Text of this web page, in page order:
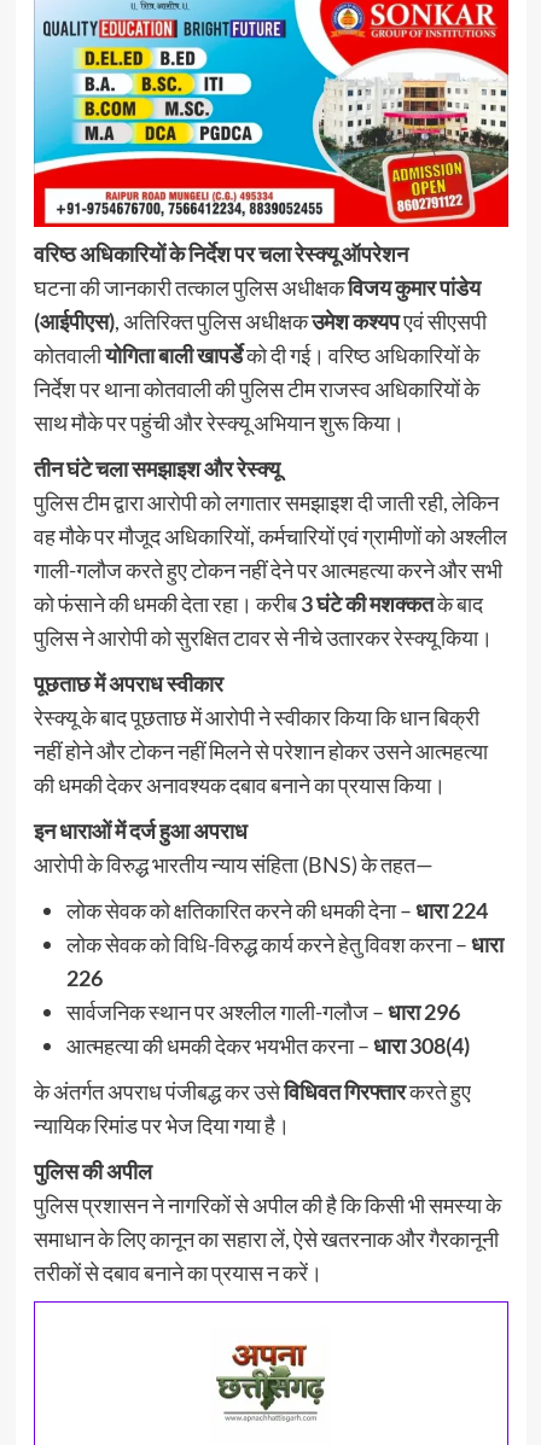
वरिष्ठ अधिकारियों के निर्देश पर चला रेस्क्यू ऑपरेशन
घटना की जानकारी तत्काल पुलिस अधीक्षकविजय कुमार पांडेय
(आईपीएस), अतिरिक्त पुलिस अधीक्षकउमेश कश्यपएवं सीएसपी
कोतवालीयोगिता बाली खापर्डेको दी गई। वरिष्ठ अधिकारियों के
निर्देश पर थाना कोतवाली की पुलिस टीम राजस्व अधिकारियों के
साथ मौके पर पहुंची और रेस्क्यू अभियान शुरू किया।
तीन घंटे चला समझाइश और रेस्क्यू
पुलिस टीम द्वारा आरोपी को लगातार समझाइश दी जाती रही, लेकिन
वह मौके पर मौजूद अधिकारियों, कर्मचारियों एवं ग्रामीणों को अश्लील
गाली-गलौज करते हुए टोकन नहीं देने पर आत्महत्या करने और सभी
को फंसाने की धमकी देता रहा। करीब3 घंटे की मशक्कतके बाद
पुलिस ने आरोपी को सुरक्षित टावर से नीचे उतारकर रेस्क्यू किया।
पूछताछ में अपराध स्वीकार
रेस्क्यू के बाद पूछताछ में आरोपी ने स्वीकार किया कि धान बिक्री
नहीं होने और टोकन नहीं मिलने से परेशान होकर उसने आत्महत्या
की धमकी देकर अनावश्यक दबाव बनाने का प्रयास किया।
इन धाराओं में दर्ज हुआ अपराध
आरोपी के विरुद्ध भारतीय न्याय संहिता (BNS) के तहत—
लोक सेवक को क्षतिकारित करने की धमकी देना –धारा 224
लोक सेवक को विधि-विरुद्ध कार्य करने हेतु विवश करना –धारा
226
सार्वजनिक स्थान पर अश्लील गाली-गलौज –धारा 296
आत्महत्या की धमकी देकर भयभीत करना –धारा 308(4)
के अंतर्गत अपराध पंजीबद्ध कर उसेविधिवत गिरफ्तारकरते हुए
न्यायिक रिमांड पर भेज दिया गया है।
पुलिस की अपील
पुलिस प्रशासन ने नागरिकों से अपील की है कि किसी भी समस्या के
समाधान के लिए कानून का सहारा लें, ऐसे खतरनाक और गैरकानूनी
तरीकों से दबाव बनाने का प्रयास न करें।